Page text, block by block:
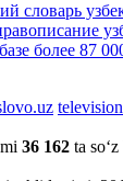
словарь
более 87
36 162 ta